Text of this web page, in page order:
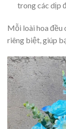
trong các dịp
Mỗi loài hoa đều
riêng biệt, giúp